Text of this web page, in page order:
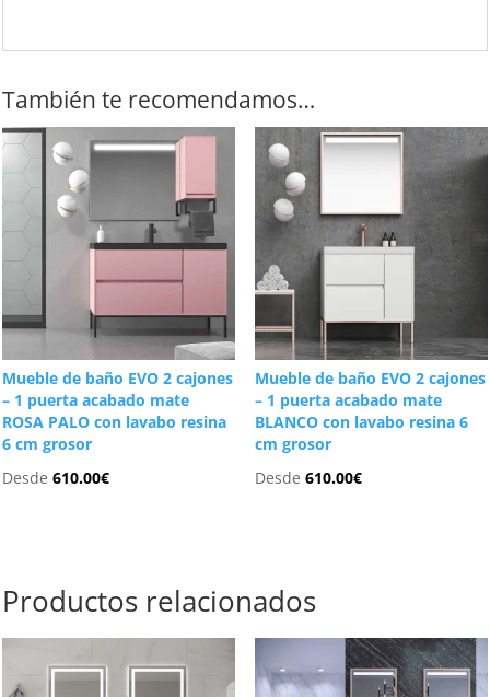
También te recomendamos…
Mueble de baño EVO 2 cajones
– 1 puerta acabado mate
ROSA PALO con lavabo resina
6 cm grosor
Desde610.00€
Mueble de baño EVO 2 cajones
– 1 puerta acabado mate
BLANCO con lavabo resina 6
cm grosor
Desde 610.00€
Productos relacionados